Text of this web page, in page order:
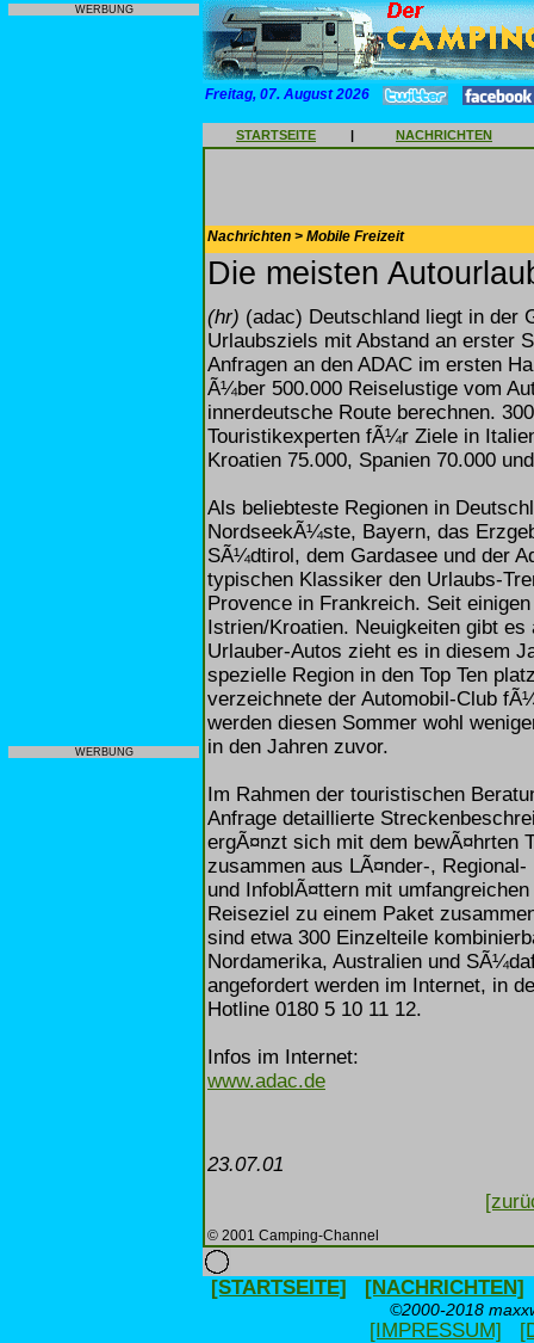
WERBUNG
WERBUNG
Freitag, 07. August 2026
STARTSEITE | NACHRICHTEN
Nachrichten > Mobile Freizeit
Die meisten
(hr) (adac) Deutschland liegt in der
Urlaubsziels mit Abstand an erster
Anfragen an den ADAC im ersten
Ã¼ber 500.000 Reiselustige vom
innerdeutsche Route berechnen.
Touristikexperten fÃ¼r Ziele in
Kroatien 75.000, Spanien 70.000
Als beliebteste Regionen in
NordseekÃ¼ste, Bayern, das
SÃ¼dtirol, dem Gardasee und der
typischen Klassiker den Urlaubs-
Provence in Frankreich. Seit
Istrien/Kroatien. Neuigkeiten gibt
Urlauber-Autos zieht es in diesem
spezielle Region in den Top Ten
verzeichnete der Automobil-Club
werden diesen Sommer wohl
in den Jahren zuvor.
Im Rahmen der touristischen
Anfrage detaillierte
ergÃ¤nzt sich mit dem bewÃ¤hrten
zusammen aus LÃ¤nder-,
und InfoblÃ¤ttern mit
Reiseziel zu einem Paket
sind etwa 300 Einzelteile
Nordamerika, Australien und
angefordert werden im Internet, in
Hotline 0180 5 10 11 12.
Infos im Internet:
www.adac.de
23.07.01
© 2001 Camping-Channel
[STARTSEITE] [NACHRICHTEN]
©2000-2018
[IMPRESSUM]